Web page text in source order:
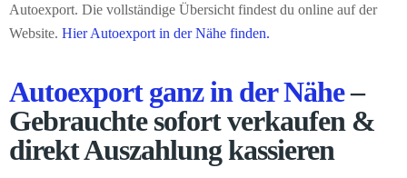
Autoexport. Die vollständige Übersicht findest du online auf der
Website. Hier Autoexport in der Nähe finden.
Autoexport ganz in der Nähe–
Gebrauchte sofort verkaufen &
direkt Auszahlung kassieren